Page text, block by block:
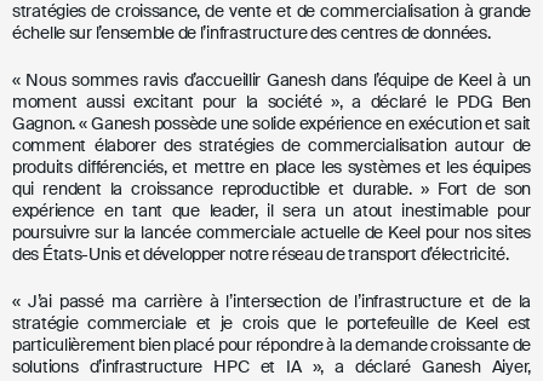
stratégies de croissance, de vente et de commercialisation à grande
échelle sur l’ensemble de l’infrastructure des centres de données.
« Nous sommes ravis d’accueillir Ganesh dans l’équipe de Keel à un
moment aussi excitant pour la société », a déclaré le PDG
Ben
Gagnon. « Ganesh possède une solide expérience en exécution et sait
comment élaborer des stratégies de commercialisation autour de
produits différenciés, et mettre en place les systèmes et les équipes
qui rendent la croissance reproductible et durable. » Fort de son
expérience en tant que leader, il sera un atout inestimable pour
poursuivre sur la lancée commerciale actuelle de Keel pour nos sites
des États-Unis et développer notre réseau de transport d’électricité.
« J’ai passé ma carrière à l’intersection de l’infrastructure et de la
stratégie commerciale et je crois que le portefeuille de Keel est
particulièrement bien placé pour répondre à la demande croissante de
solutions d’infrastructure HPC et IA », a déclaréGanesh Aiyer,